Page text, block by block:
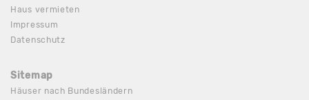
Haus vermieten
Impressum
Datenschutz
Sitemap
Häuser nach Bundesländern